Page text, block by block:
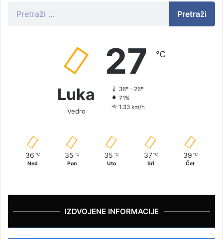
Pretraži
Luka
Vedro
27 ℃
36º - 26º
71%
1.33 km/h
36 ℃
Ned
35 ℃
Pon
35 ℃
Uto
37 ℃
Sri
39 ℃
Čet
IZDVOJENE INFORMACIJE